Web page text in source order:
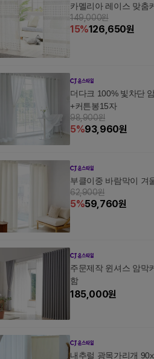
카멜리아 레이스 맞춤
149,000원
15%126,650원
더다크 100% 빛차단
+커튼봉15자
98,900원
5%93,960원
부클이중 바람막이 겨
62,900원
5%59,760원
주문제작 윈셔스 암막
함
185,000원
내추럴 광목가리개